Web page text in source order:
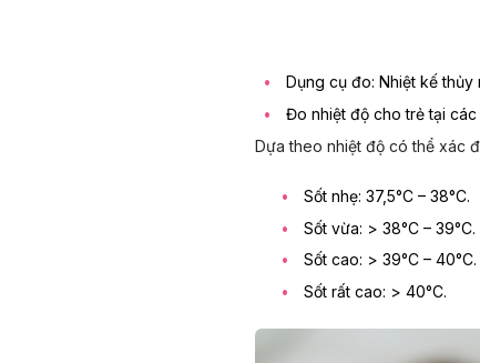
Dụng cụ đo: Nhiệt kế thủy
Đo nhiệt độ cho trẻ tại các
Dựa theo nhiệt độ có thể xác
Sốt nhẹ: 37,5°C – 38°C.
Sốt vừa: > 38°C – 39°C.
Sốt cao: > 39°C – 40°C.
Sốt rất cao: > 40°C.